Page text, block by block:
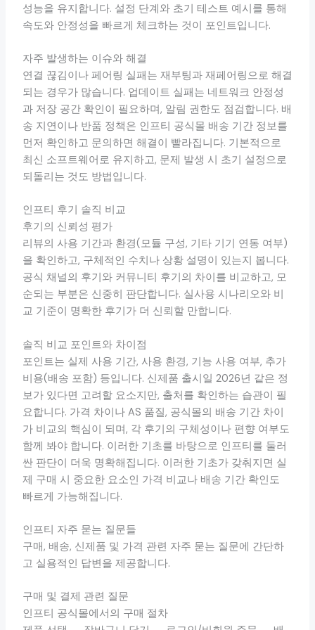
성능을 유지합니다. 설정 단계와 초기 테스트 예시를 통해
속도와 안정성을 빠르게 체크하는 것이 포인트입니다.
자주 발생하는 이슈와 해결
연결 끊김이나 페어링 실패는 재부팅과 재페어링으로 해결
되는 경우가 많습니다. 업데이트 실패는 네트워크 안정성
과 저장 공간 확인이 필요하며, 알림 권한도 점검합니다. 배
송 지연이나 반품 정책은 인프티 공식몰 배송 기간 정보를
먼저 확인하고 문의하면 해결이 빨라집니다. 기본적으로
최신 소프트웨어로 유지하고, 문제 발생 시 초기 설정으로
되돌리는 것도 방법입니다.
인프티 후기 솔직 비교
후기의 신뢰성 평가
리뷰의 사용 기간과 환경(모듈 구성, 기타 기기 연동 여부)
을 확인하고, 구체적인 수치나 상황 설명이 있는지 봅니다.
공식 채널의 후기와 커뮤니티 후기의 차이를 비교하고, 모
순되는 부분은 신중히 판단합니다. 실사용 시나리오와 비
교 기준이 명확한 후기가 더 신뢰할 만합니다.
솔직 비교 포인트와 차이점
포인트는 실제 사용 기간, 사용 환경, 기능 사용 여부, 추가
비용(배송 포함) 등입니다. 신제품 출시일 2026년 같은 정
보가 있다면 고려할 요소지만, 출처를 확인하는 습관이 필
요합니다. 가격 차이나 AS 품질, 공식몰의 배송 기간 차이
가 비교의 핵심이 되며, 각 후기의 구체성이나 편향 여부도
함께 봐야 합니다. 이러한 기초를 바탕으로 인프티를 둘러
싼 판단이 더욱 명확해집니다. 이러한 기초가 갖춰지면 실
제 구매 시 중요한 요소인 가격 비교나 배송 기간 확인도
빠르게 가능해집니다.
인프티 자주 묻는 질문들
구매, 배송, 신제품 및 가격 관련 자주 묻는 질문에 간단하
고 실용적인 답변을 제공합니다.
구매 및 결제 관련 질문
인프티 공식몰에서의 구매 절차